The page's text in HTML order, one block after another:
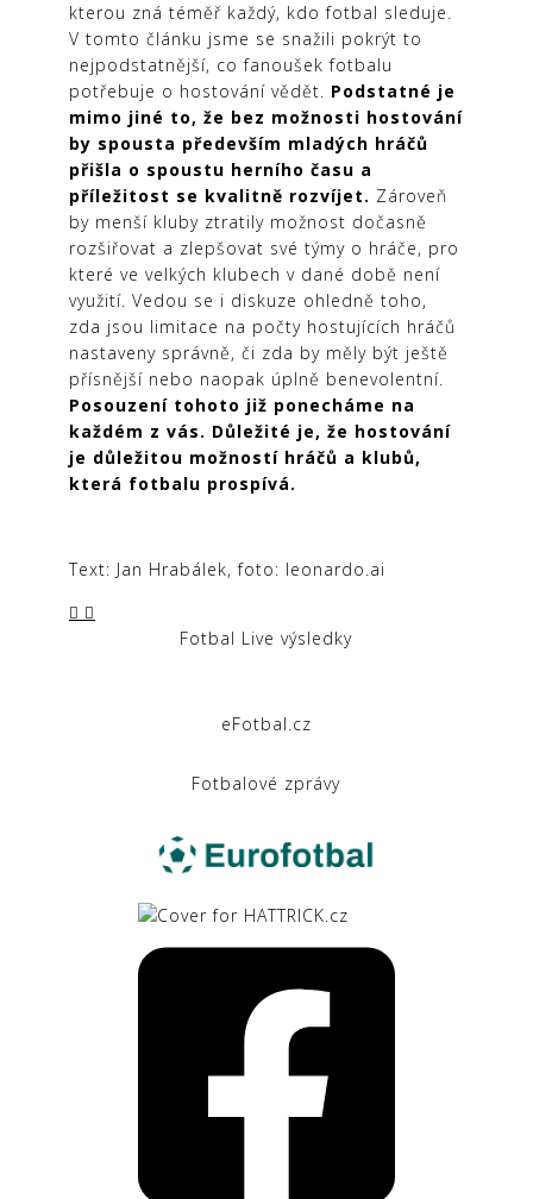
kterou zná téměř každý, kdo fotbal sleduje.
V tomto článku jsme se snažili pokrýt to
nejpodstatnější, co fanoušek fotbalu
potřebuje o hostování vědět. Podstatné je
mimo jiné to, že bez možnosti hostování
by spousta především mladých hráčů
přišla o spoustu herního času a
příležitost se kvalitně rozvíjet. Zároveň
by menší kluby ztratily možnost dočasně
rozšiřovat a zlepšovat své týmy o hráče, pro
které ve velkých klubech v dané době není
využití. Vedou se i diskuze ohledně toho,
zda jsou limitace na počty hostujících hráčů
nastaveny správně, či zda by měly být ještě
přísnější nebo naopak úplně benevolentní.
Posouzení tohoto již ponecháme na
každém z vás. Důležité je, že hostování
je důležitou možností hráčů a klubů,
která fotbalu prospívá.
Text: Jan Hrabálek, foto: leonardo.ai
Fotbal Live výsledky
eFotbal.cz
Fotbalové zprávy